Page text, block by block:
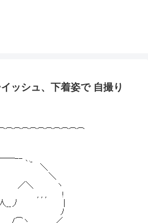
イッシュ、下着姿で 自撮り